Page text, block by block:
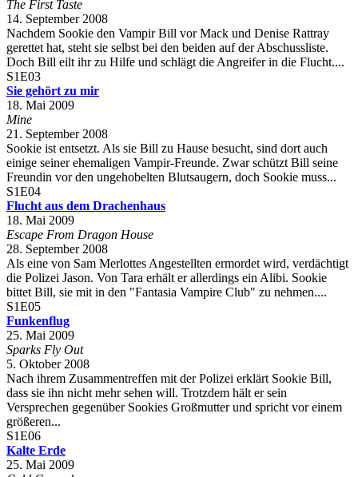
The First Taste
14. September 2008
Nachdem Sookie den Vampir Bill vor Mack und Denise Rattray
gerettet hat, steht sie selbst bei den beiden auf der Abschussliste.
Doch Bill eilt ihr zu Hilfe und schlägt die Angreifer in die Flucht....
S1E03
Sie gehört zu mir
18. Mai 2009
Mine
21. September 2008
Sookie ist entsetzt. Als sie Bill zu Hause besucht, sind dort auch
einige seiner ehemaligen Vampir-Freunde. Zwar schützt Bill seine
Freundin vor den ungehobelten Blutsaugern, doch Sookie muss...
S1E04
Flucht aus dem Drachenhaus
18. Mai 2009
Escape From Dragon House
28. September 2008
Als eine von Sam Merlottes Angestellten ermordet wird, verdächtigt
die Polizei Jason. Von Tara erhält er allerdings ein Alibi. Sookie
bittet Bill, sie mit in den "Fantasia Vampire Club" zu nehmen....
S1E05
Funkenflug
25. Mai 2009
Sparks Fly Out
5. Oktober 2008
Nach ihrem Zusammentreffen mit der Polizei erklärt Sookie Bill,
dass sie ihn nicht mehr sehen will. Trotzdem hält er sein
Versprechen gegenüber Sookies Großmutter und spricht vor einem
größeren...
S1E06
Kalte Erde
25. Mai 2009